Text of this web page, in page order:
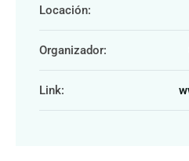
Locación:
Organizador:
Link: